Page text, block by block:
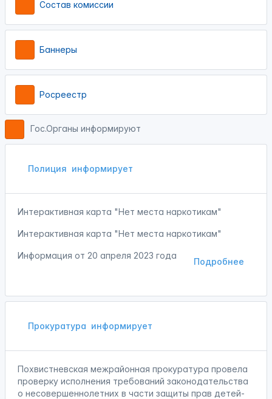
Состав комиссии
Баннеры
Росреестр
Гос.Органы информируют
Полиция информирует
Интерактивная карта "Нет места наркотикам"
Интерактивная карта "Нет места наркотикам"
Подробнее
Информация от 20 апреля 2023 года
Прокуратура информирует
Похвистневская межрайонная прокуратура провела
проверку исполнения требований законодательства
о несовершеннолетних в части защиты прав детей-